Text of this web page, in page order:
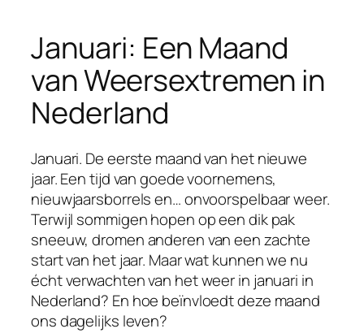
Januari: Een Maand
van Weersextremen in
Nederland
Januari. De eerste maand van het nieuwe
jaar. Een tijd van goede voornemens,
nieuwjaarsborrels en… onvoorspelbaar weer.
Terwijl sommigen hopen op een dik pak
sneeuw, dromen anderen van een zachte
start van het jaar. Maar wat kunnen we nu
écht verwachten van het weer in januari in
Nederland? En hoe beïnvloedt deze maand
ons dagelijks leven?